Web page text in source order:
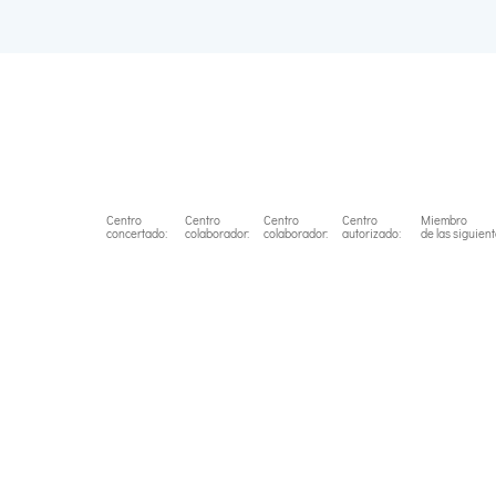
Centro
concertado:
Centro
colaborador:
Centro
colaborador:
Centro
autorizado:
Miembro
de las